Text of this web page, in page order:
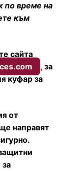
по време на
към
сайта
, за
куфар за
от
направят